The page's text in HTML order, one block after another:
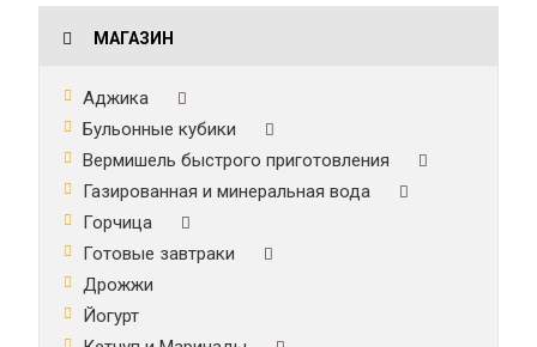
МАГАЗИН
Аджика
Бульонные кубики
Вермишель быстрого приготовления
Газированная и минеральная вода
Горчица
Готовые завтраки
Дрожжи
Йогурт